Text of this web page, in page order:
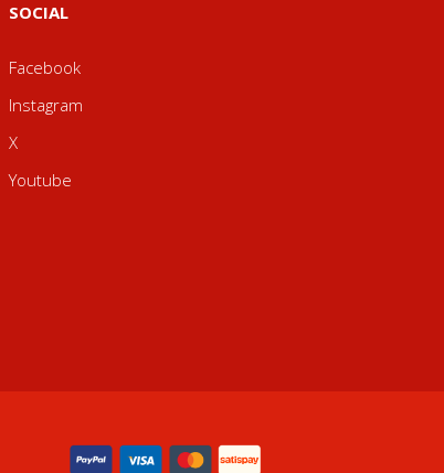
SOCIAL
Facebook
Instagram
X
Youtube